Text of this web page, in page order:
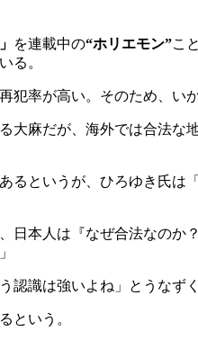
を連載中の“ホリエモン”こと
る。
率が高い。そのため、い
大麻だが、海外では合法
というが、ひろゆき氏
日本人は『なぜ合法なの
認識は強いよね」とうなずく
という。